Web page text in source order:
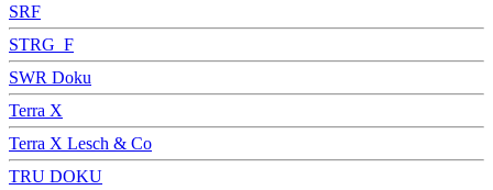
SRF
STRG_F
SWR Doku
Terra X
Terra X Lesch & Co
TRU DOKU